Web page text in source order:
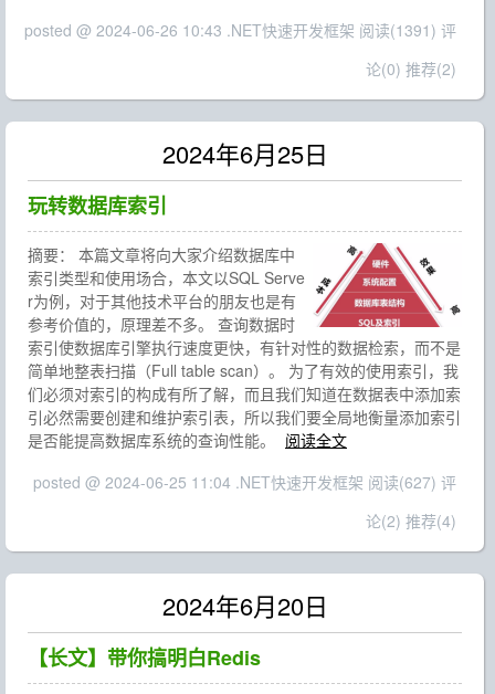
posted @ 2024-06-26 10:43 .NET快速开发框架 阅读(1391) 评
论(0) 推荐(2)
2024年6月25日
玩转数据库索引
摘要： 本篇文章将向大家介绍数据库中
索引类型和使用场合，本文以SQL Serve
r为例，对于其他技术平台的朋友也是有
参考价值的，原理差不多。 查询数据时
索引使数据库引擎执行速度更快，有针对性的数据检索，而不是
简单地整表扫描（Full table scan）。 为了有效的使用索引，我
们必须对索引的构成有所了解，而且我们知道在数据表中添加索
引必然需要创建和维护索引表，所以我们要全局地衡量添加索引
是否能提高数据库系统的查询性能。
阅读全文
posted @ 2024-06-25 11:04 .NET快速开发框架 阅读(627) 评
论(2) 推荐(4)
2024年6月20日
【长文】带你搞明白Redis